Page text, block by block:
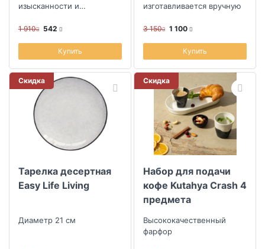
изысканности и
1 910 542
Купить
изготавливается вручную
3 150 1 100
Купить
Скидка
Тарелка десертная
Easy Life Living
Диаметр 21 см
Скидка
Набор для подачи
кофе Kutahya Crash 4
предмета
Высококачественный
фарфор